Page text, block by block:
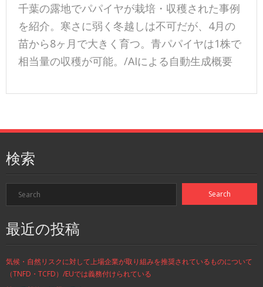
千葉の露地でパパイヤが栽培・収穫された事例
を紹介。寒さに弱く冬越しは不可だが、4月の
苗から8ヶ月で大きく育つ。青パパイヤは1株で
相当量の収穫が可能。/AIによる自動生成概要
検索
最近の投稿
気候・自然リスクに対して上場企業が取り組みを推奨されているものについて
（TNFD・TCFD）/EUでは義務付けられている